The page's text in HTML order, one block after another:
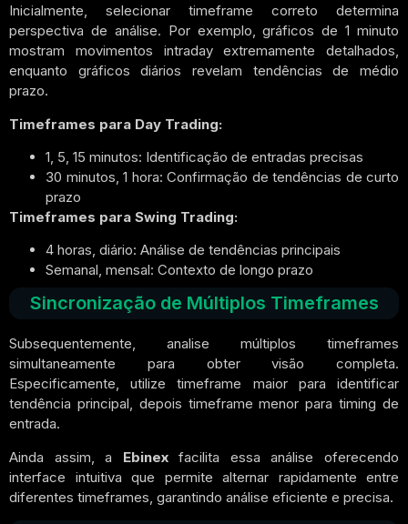
Inicialmente, selecionar timeframe correto determina
perspectiva de análise. Por exemplo, gráficos de 1 minuto
mostram movimentos intraday extremamente detalhados,
enquanto gráficos diários revelam tendências de médio
prazo.
Timeframes para Day Trading:
1, 5, 15 minutos: Identificação de entradas precisas
30 minutos, 1 hora: Confirmação de tendências de curto
prazo
Timeframes para Swing Trading:
4 horas, diário: Análise de tendências principais
Semanal, mensal: Contexto de longo prazo
Sincronização de Múltiplos Timeframes
Subsequentemente, analise múltiplos timeframes
simultaneamente para obter visão completa.
Especificamente, utilize timeframe maior para identificar
tendência principal, depois timeframe menor para timing de
entrada.
Ainda assim, a Ebinexfacilita essa análise oferecendo
interface intuitiva que permite alternar rapidamente entre
diferentes timeframes, garantindo análise eficiente e precisa.